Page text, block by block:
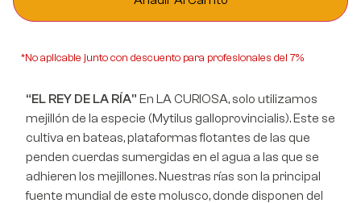
*No aplicable junto con descuento para profesionales del 7%
“EL REY DE LA RÍA” En LA CURIOSA, solo utilizamos
mejillón de la especie (Mytilus galloprovincialis). Este se
cultiva en bateas, plataformas flotantes de las que
penden cuerdas sumergidas en el agua a las que se
adhieren los mejillones. Nuestras rías son la principal
fuente mundial de este molusco, donde disponen del